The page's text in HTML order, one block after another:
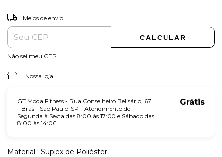
Entregas para o CEP:
Meios de envio
CALCULAR
Não sei meu CEP
Nossa loja
GT Moda Fitness - Rua Conselheiro Belisário, 67
- Brás - São Paulo-SP - Atendimento de
Segunda à Sexta das 8:00 às 17:00 e Sábado das
8:00 às 14:00
Grátis
Material : Suplex de Poliéster